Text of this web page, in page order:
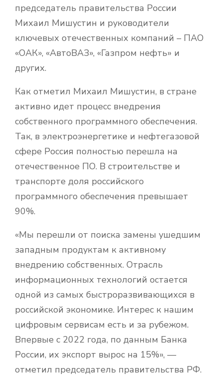
председатель правительства России
Михаил Мишустин и руководители
ключевых отечественных компаний – ПАО
«ОАК», «АвтоВАЗ», «Газпром нефть» и
других.
Как отметил Михаил Мишустин, в стране
активно идет процесс внедрения
собственного программного обеспечения.
Так, в электроэнергетике и нефтегазовой
сфере Россия полностью перешла на
отечественное ПО. В строительстве и
транспорте доля российского
программного обеспечения превышает
90%.
«Мы перешли от поиска замены ушедшим
западным продуктам к активному
внедрению собственных. Отрасль
информационных технологий остается
одной из самых быстроразвивающихся в
российской экономике. Интерес к нашим
цифровым сервисам есть и за рубежом.
Впервые с 2022 года, по данным Банка
России, их экспорт вырос на 15%», —
отметил председатель правительства РФ.